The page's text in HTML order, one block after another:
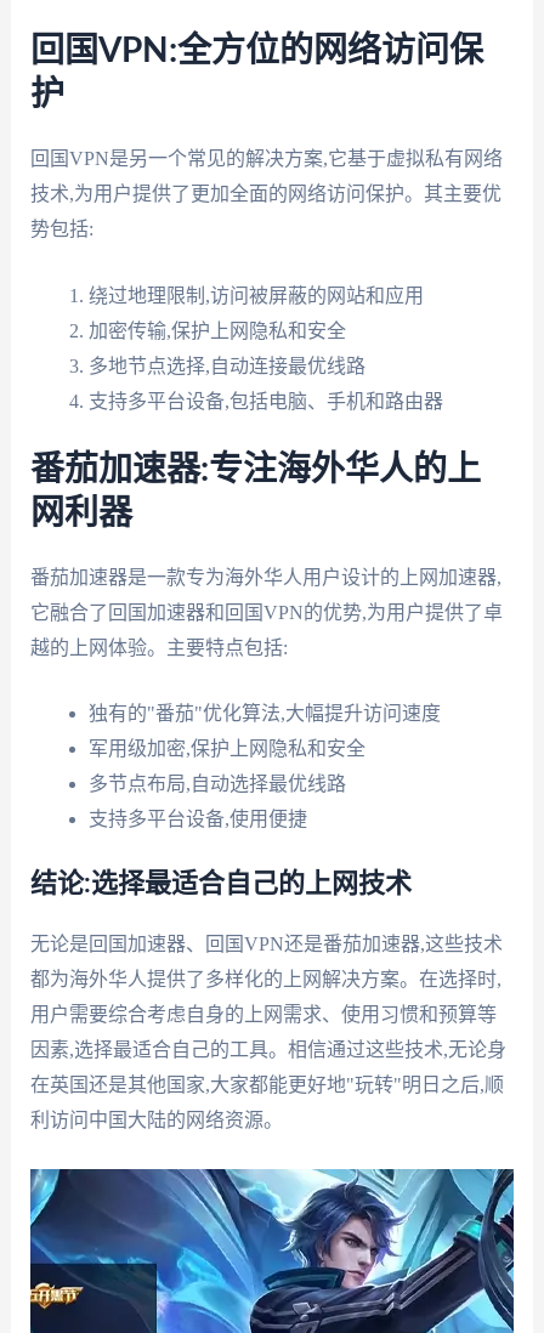
回国VPN:全方位的网络访问保
护
回国VPN是另一个常见的解决方案,它基于虚拟私有网络
技术,为用户提供了更加全面的网络访问保护。其主要优
势包括:
绕过地理限制,访问被屏蔽的网站和应用
加密传输,保护上网隐私和安全
多地节点选择,自动连接最优线路
支持多平台设备,包括电脑、手机和路由器
番茄加速器:专注海外华人的上
网利器
番茄加速器是一款专为海外华人用户设计的上网加速器,
它融合了回国加速器和回国VPN的优势,为用户提供了卓
越的上网体验。主要特点包括:
独有的"番茄"优化算法,大幅提升访问速度
军用级加密,保护上网隐私和安全
多节点布局,自动选择最优线路
支持多平台设备,使用便捷
结论:选择最适合自己的上网技术
无论是回国加速器、回国VPN还是番茄加速器,这些技术
都为海外华人提供了多样化的上网解决方案。在选择时,
用户需要综合考虑自身的上网需求、使用习惯和预算等
因素,选择最适合自己的工具。相信通过这些技术,无论身
在英国还是其他国家,大家都能更好地"玩转"明日之后,顺
利访问中国大陆的网络资源。